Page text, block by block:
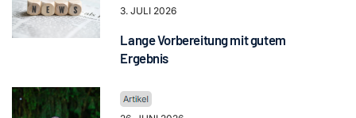
3. JULI 2026
Lange Vorbereitung mit gutem
Ergebnis